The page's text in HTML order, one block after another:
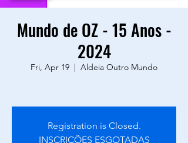
Mundo de OZ - 15 Anos -
2024
Fri, Apr 19
  |
Aldeia Outro Mundo
Registration is Closed.
INSCRIÇÕES ESGOTADAS